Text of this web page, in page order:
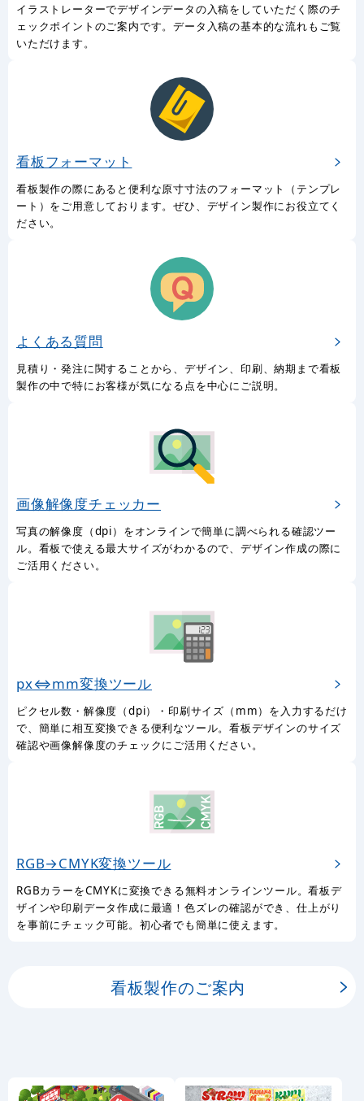
イラストレーターでデザインデータの入稿をしていただく際のチ
ェックポイントのご案内です。データ入稿の基本的な流れもご覧
いただけます。
看板フォーマット
看板製作の際にあると便利な原寸寸法のフォーマット（テンプレ
ート）をご用意しております。ぜひ、デザイン製作にお役立てく
ださい。
よくある質問
見積り・発注に関することから、デザイン、印刷、納期まで看板
製作の中で特にお客様が気になる点を中心にご説明。
画像解像度チェッカー
写真の解像度（dpi）をオンラインで簡単に調べられる確認ツー
ル。看板で使える最大サイズがわかるので、デザイン作成の際に
ご活用ください。
px⇔mm変換ツール
ピクセル数・解像度（dpi）・印刷サイズ（mm）を入力するだけ
で、簡単に相互変換できる便利なツール。看板デザインのサイズ
確認や画像解像度のチェックにご活用ください。
RGB→CMYK変換ツール
RGBカラーをCMYKに変換できる無料オンラインツール。看板デ
ザインや印刷データ作成に最適！色ズレの確認ができ、仕上がり
を事前にチェック可能。初心者でも簡単に使えます。
看板製作のご案内